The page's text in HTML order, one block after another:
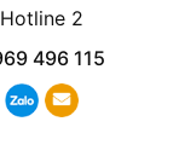
Hotline 2
496 115